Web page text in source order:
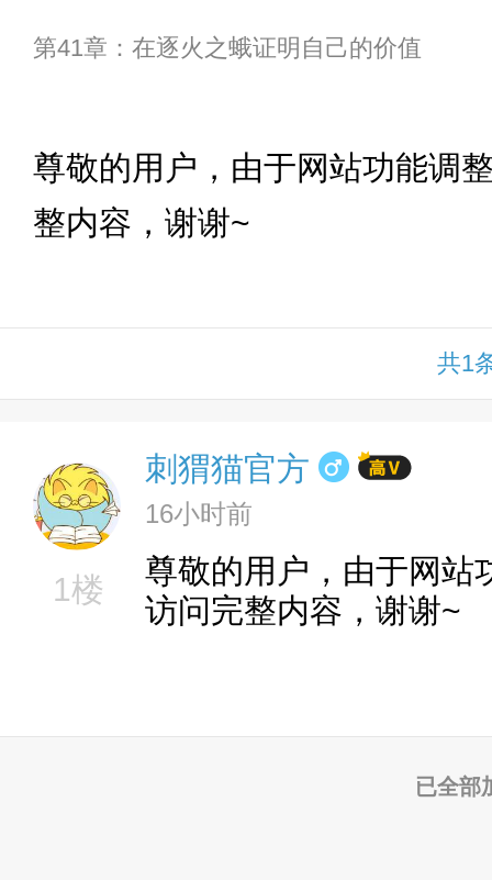
第41章：在逐火之蛾证明自己的价值
尊敬的用户，由于网站功能调
整内容，谢谢~
共1
1楼
刺猬猫官方
16小时前
尊敬的用户，由于网站
访问完整内容，谢谢~
已全部